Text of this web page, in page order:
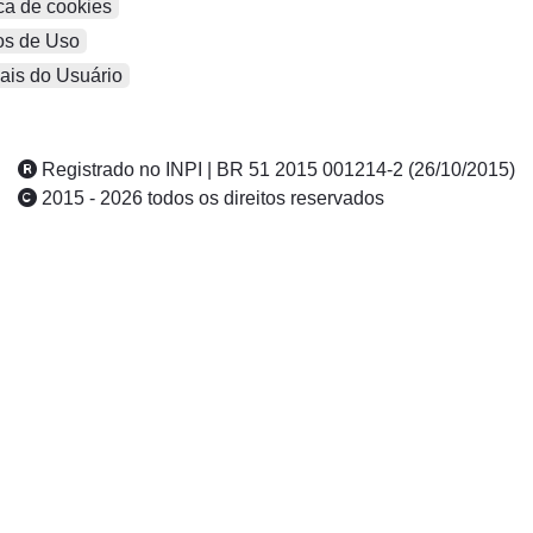
de cookies
de Uso
do Usuário
Registrado no INPI | BR 51 2015 001214-2 (26/10/2015)
2015 - 2026 todos os direitos reservados